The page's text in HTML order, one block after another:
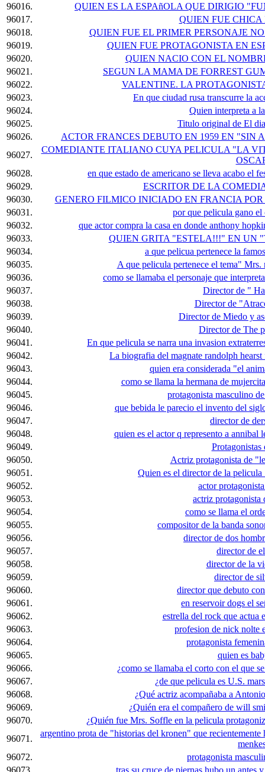
96016.
QUIEN ES LA ESPAñOLA QUE DIRIGIO
96017.
QUIEN FUE
96018.
QUIEN FUE EL PRIMER PERSONAJE
96019.
QUIEN FUE PROTAGONISTA EN
96020.
QUIEN NACIO CON EL
96021.
SEGUN LA MAMA DE FORREST
96022.
VALENTINE. LA
96023.
En que ciudad rusa transcurre la
96024.
Quien interpreta a
96025.
Titulo original de El
96026.
ACTOR FRANCES DEBUTO EN 1959 EN "SIN
96027.
COMEDIANTE ITALIANO CUYA PELICULA "LA
96028.
en que estado de americano se lleva acabo el
96029.
ESCRITOR DE LA
96030.
GENERO FILMICO INICIADO EN FRANCIA
96031.
por que pelicula gano el
96032.
que actor compra la casa en donde anthony
96033.
QUIEN GRITA "ESTELA!!!" EN UN
96034.
a que pelicua pertenece la
96035.
A que pelicula pertenece el tema"
96036.
como se llamaba el personaje que
96037.
Director de "
96038.
Director de
96039.
Director de Miedo y
96040.
Director de The
96041.
En que pelicula se narra una invasion
96042.
La biografia del magnate randolph
96043.
quien era considerada "el
96044.
como se llama la hermana de
96045.
protagonista masculino
96046.
que bebida le parecio el invento del
96047.
director de
96048.
quien es el actor q represento a annibal
96049.
Protagonistas
96050.
Actriz protagonista de
96051.
Quien es el director de la
96052.
actor
96053.
actriz protagonista
96054.
como se llama el
96055.
compositor de la banda
96056.
director de dos
96057.
director de
96058.
director de la
96059.
director de
96060.
director que debuto
96061.
en reservoir dogs el
96062.
estrella del rock que actua
96063.
profesion de nick nolte
96064.
protagonista
96065.
quien es
96066.
¿como se llamaba el corto con el que
96067.
¿de que pelicula es U.S.
96068.
¿Qué actriz acompañaba a
96069.
¿Quién era el compañero de will
96070.
¿Quién fue Mrs. Soffle en la pelicula
96071.
argentino prota de "historias del kronen" que
96072.
protagonista
96073.
tras su cruce de piernas hubo un antes